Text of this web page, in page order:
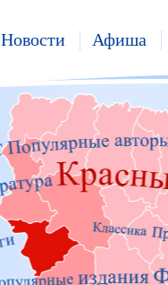
Новости Афиша